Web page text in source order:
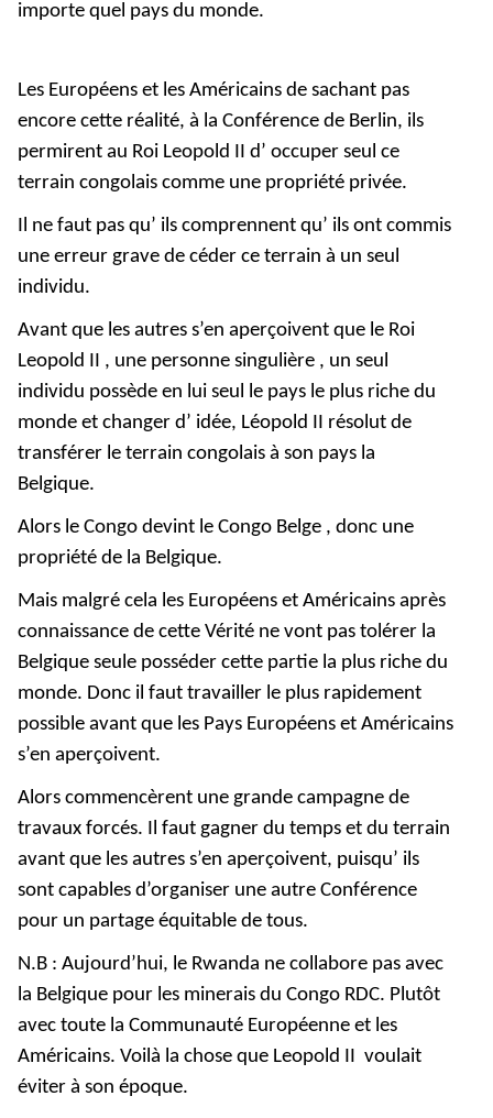
importe quel pays du monde.
Les Européens et les Américains de sachant pas
encore cette réalité, à la Conférence de Berlin, ils
permirent au Roi Leopold II d’ occuper seul ce
terrain congolais comme une propriété privée.
Il ne faut pas qu’ ils comprennent qu’ ils ont commis
une erreur grave de céder ce terrain à un seul
individu.
Avant que les autres s’en aperçoivent que le Roi
Leopold II , une personne singulière , un seul
individu possède en lui seul le pays le plus riche du
monde et changer d’ idée, Léopold II résolut de
transférer le terrain congolais à son pays la
Belgique.
Alors le Congo devint le Congo Belge , donc une
propriété de la Belgique.
Mais malgré cela les Européens et Américains après
connaissance de cette Vérité ne vont pas tolérer la
Belgique seule posséder cette partie la plus riche du
monde. Donc il faut travailler le plus rapidement
possible avant que les Pays Européens et Américains
s’en aperçoivent.
Alors commencèrent une grande campagne de
travaux forcés. Il faut gagner du temps et du terrain
avant que les autres s’en aperçoivent, puisqu’ ils
sont capables d’organiser une autre Conférence
pour un partage équitable de tous.
N.B : Aujourd’hui, le Rwanda ne collabore pas avec
la Belgique pour les minerais du Congo RDC. Plutôt
avec toute la Communauté Européenne et les
Américains. Voilà la chose que Leopold II voulait
éviter à son époque.